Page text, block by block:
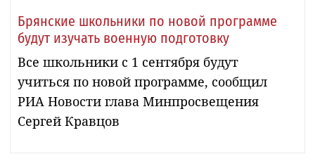
Брянские школьники по новой программе
будут изучать военную подготовку
Все школьники с 1 сентября будут
учиться по новой программе, сообщил
РИА Новости глава Минпросвещения
Сергей Кравцов